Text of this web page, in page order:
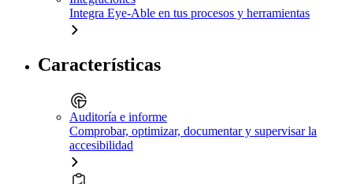
Integra Eye-Able en tus procesos y herramientas
Características
Auditoría e informe
Comprobar, optimizar, documentar y supervisar la
accesibilidad